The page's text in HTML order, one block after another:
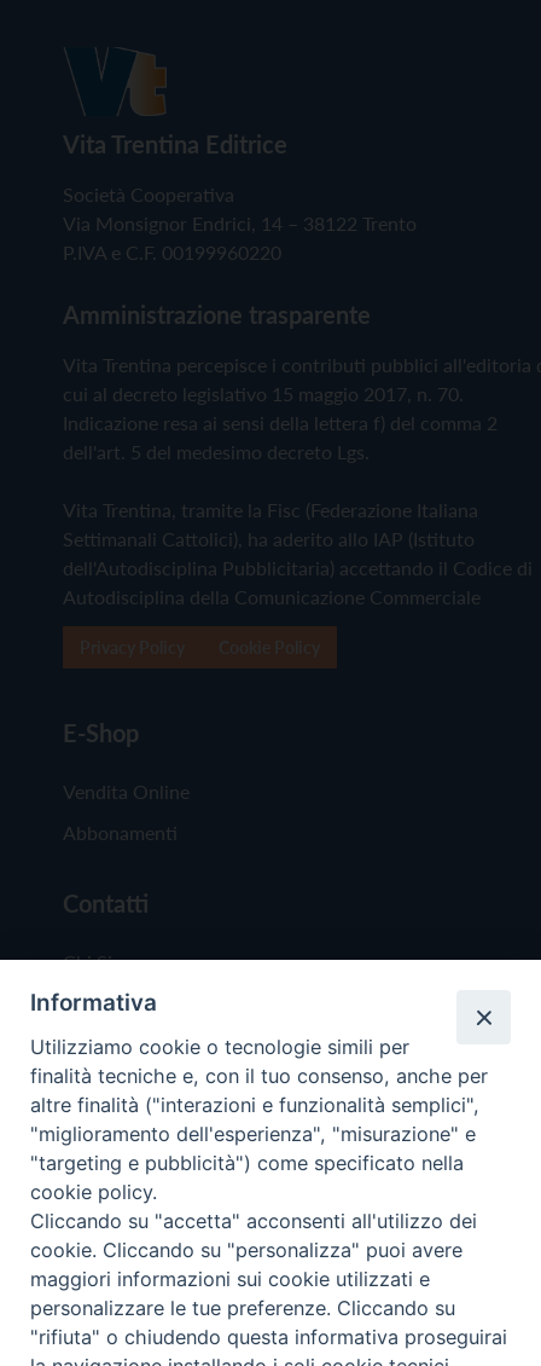
Vita Trentina Editrice
Società Cooperativa
Via Monsignor Endrici, 14 – 38122 Trento
P.IVA e C.F. 00199960220
Amministrazione trasparente
Vita Trentina percepisce i contributi pubblici all'editoria
cui al decreto legislativo 15 maggio 2017, n. 70.
Indicazione resa ai sensi della lettera f) del comma 2
dell'art. 5 del medesimo decreto Lgs.
Vita Trentina, tramite la Fisc (Federazione Italiana
Settimanali Cattolici), ha aderito allo IAP (Istituto
dell'Autodisciplina Pubblicitaria) accettando il Codice di
Autodisciplina della Comunicazione Commerciale
E-Shop
Vendita Online
Abbonamenti
Contatti
Chi Siamo
Redazione
Scrivici
Copyright © 2019 - Tutti i diritti riservati - Vita
Trentina Editrice
Privacy Policy
Torna
Informativa
Utilizziamo cookie o tecnologie simili per
finalità tecniche e, con il tuo consenso, anche per
altre finalità ("interazioni e funzionalità semplici",
"miglioramento dell'esperienza", "misurazione" e
"targeting e pubblicità") come specificato nella
cookie policy.
Cliccando su "accetta" acconsenti all'utilizzo dei
cookie. Cliccando su "personalizza" puoi avere
maggiori informazioni sui cookie utilizzati e
personalizzare le tue preferenze. Cliccando su
"rifiuta" o chiudendo questa informativa proseguirai